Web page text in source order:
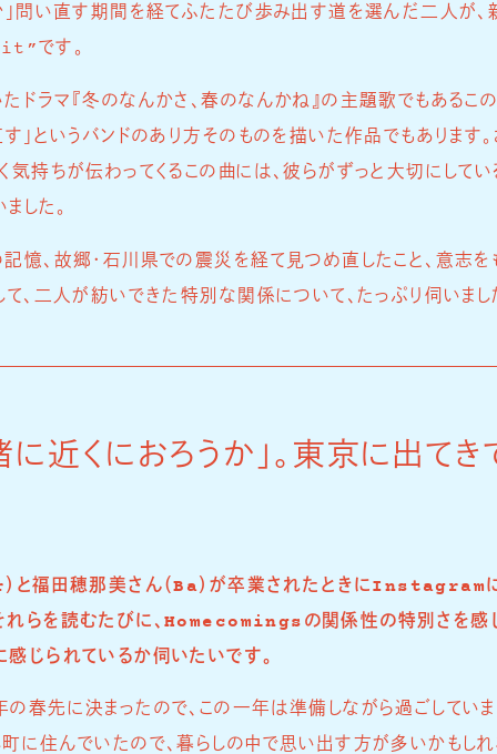
」問い直す期間を経てふたたび歩み出す道を選んだ二人が、
です。
ドラマ『冬のなんかさ、春のなんかね』の主題歌でもあるこ
」というバンドのあり方そのものを描いた作品でもあります
持ちが伝わってくるこの曲には、彼らがずっと大切にしてい
した。
憶、故郷・石川県での震災を経て見つめ直したこと、意志を
、二人が紡いできた特別な関係について、たっぷり伺いまし
に近くにおろうか」。東京に出て
と福田穂那美さん（Ba）が卒業されたときにInstagram
れらを読むたびに、Homecomingsの関係性の特別さを感
じられているか伺いたいです。
春先に決まったので、この一年は準備しながら過ごしていま
に住んでいたので、暮らしの中で思い出す方が多いかもし